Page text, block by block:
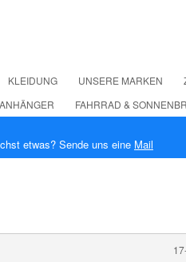
KLEIDUNG UNSERE MARKEN
FAHRRAD &
etwas? Sende uns eine Mail